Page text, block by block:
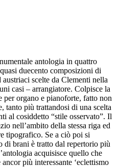
antologia in quattro
duecento composizioni di
scelte da Clementi nella
casi – arrangiatore. Colpisce la
per organo e pianoforte, fatto non
tanto più trattandosi di una scelta
al cosiddetto “stile osservato”. Il
nell’ambito della stessa riga ed
tipografico. Se a ciò poi si
di brani è tratto dal repertorio più
acquisisce quello che
più interessante ‘eclettismo